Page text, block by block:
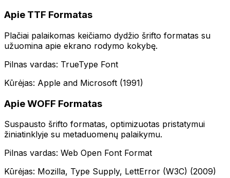
Apie TTF Formatas
Plačiai palaikomas keičiamo dydžio šrifto formatas su
užuomina apie ekrano rodymo kokybę.
Pilnas vardas: TrueType Font
Kūrėjas: Apple and Microsoft (1991)
Apie WOFF Formatas
Suspausto šrifto formatas, optimizuotas pristatymui
žiniatinklyje su metaduomenų palaikymu.
Pilnas vardas: Web Open Font Format
Kūrėjas: Mozilla, Type Supply, LettError (W3C) (2009)